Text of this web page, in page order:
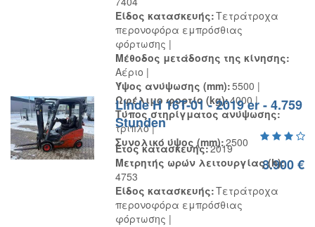
Είδος κατασκευής Τετράτροχα
περονοφόρα εμπρόσθιας
φόρτωσης
Μέθοδος μετάδοσης της κίνησης
Αέριο
Ύψος ανύψωσης (mm) 5500
Ωφέλιμο φορτίο (kg) 4000
Τύπος στηρίγματος ανύψωσης
τριπλό
Συνολικό ύψος (mm) 2500
8.900 €
Linde H 16T-01 - 2019 er - 4.759
Stunden
Έτος κατασκευής 2019
Μετρητής ωρών λειτουργίας (h)
4753
Είδος κατασκευής Τετράτροχα
περονοφόρα εμπρόσθιας
φόρτωσης